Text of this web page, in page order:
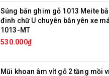
Súng bắn ghim gỗ 1013 Meite
đinh chữ U chuyên bắn yên xe
1013-MT
530.000₫
Mũi khoan âm vít gỗ 2 tầng mồi